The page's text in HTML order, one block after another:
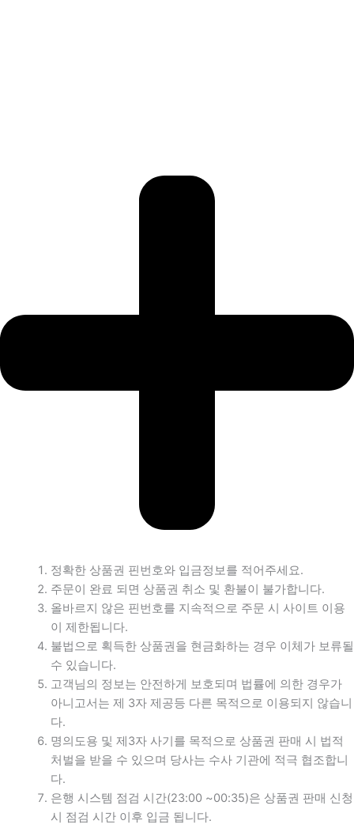
정확한 상품권 핀번호와 입금정보를 적어주세요.
주문이 완료 되면 상품권 취소 및 환불이 불가합니다.
올바르지 않은 핀번호를 지속적으로 주문 시 사이트 이용
이 제한됩니다.
불법으로 획득한 상품권을 현금화하는 경우 이체가 보류될
수 있습니다.
고객님의 정보는 안전하게 보호되며 법률에 의한 경우가
아니고서는 제 3자 제공등 다른 목적으로 이용되지 않습니
다.
명의도용 및 제3자 사기를 목적으로 상품권 판매 시 법적
처벌을 받을 수 있으며 당사는 수사 기관에 적극 협조합니
다.
은행 시스템 점검 시간(23:00 ~00:35)은 상품권 판매 신청
시 점검 시간 이후 입금 됩니다.